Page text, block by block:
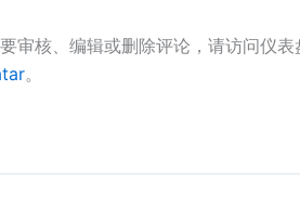
审核、编辑或删除评论，请访问仪表
。